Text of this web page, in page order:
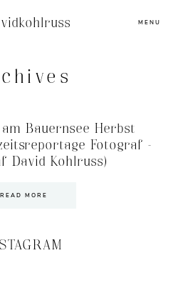
MENU
am Bauernsee Herbst
Fotograf –
David Kohlruss)
READ MORE